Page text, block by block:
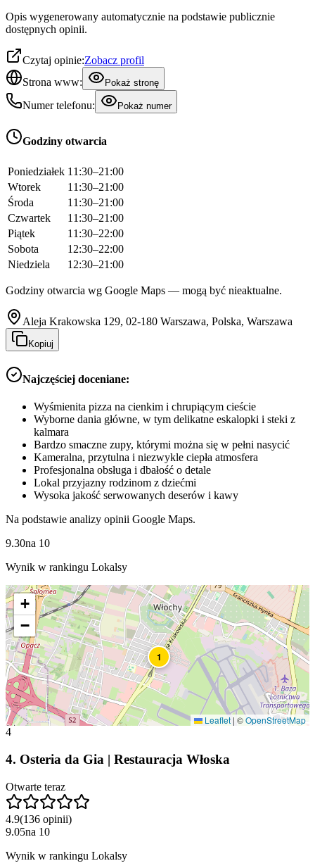
Opis wygenerowany automatycznie na podstawie publicznie
dostępnych opinii.
Czytaj opinie:Zobacz profil
Strona www:
Pokaż stronę
Numer telefonu: Pokaż numer
Godziny otwarcia
Poniedziałek 11:30–21:00
Wtorek
11:30–21:00
Środa
11:30–21:00
Czwartek
11:30–21:00
Piątek
11:30–22:00
Sobota
12:30–22:00
Niedziela
12:30–21:00
Godziny otwarcia wg Google Maps — mogą być nieaktualne.
Aleja Krakowska 129, 02-180 Warszawa, Polska, Warszawa
Kopiuj
Najczęściej doceniane:
Wyśmienita pizza na cienkim i chrupiącym cieście
Wyborne dania główne, w tym delikatne eskalopki i steki z
kalmara
Bardzo smaczne zupy, którymi można się w pełni nasycić
Kameralna, przytulna i niezwykle ciepła atmosfera
Profesjonalna obsługa i dbałość o detale
Lokal przyjazny rodzinom z dziećmi
Wysoka jakość serwowanych deserów i kawy
Na podstawie analizy opinii Google Maps.
9.30na 10
Wynik w rankingu Lokalsy
1
+
−
Leaflet | ©OpenStreetMap
4
4. Osteria da Gia | Restauracja Włoska
Otwarte teraz
4.9(136 opinii)
9.05na 10
Wynik w rankingu Lokalsy